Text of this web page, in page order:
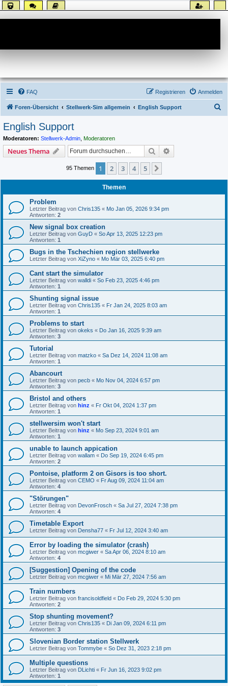
FAQ Anmelden
Registrieren
Foren-Übersicht Stellwerk-Sim allgemein English Support
English Support
Moderatoren: Stellwerk-Admin Moderatoren
Neues Thema Suche
95 Themen 1 2 3 4 5
Themen
Problem
Letzter Beitrag von Chris135 « Mo Jan 05, 2026 9:34 pm
Antworten: 2
New signal box creation
Letzter Beitrag von GuyD « So Apr 13, 2025 12:23 pm
Antworten: 1
Bugs in the Tschechien region stellwerke
Letzter Beitrag von XiZyno « Mo Mär 03, 2025 6:40 pm
Cant start the simulator
Letzter Beitrag von walldi « So Feb 23, 2025 4:46 pm
Antworten: 1
Shunting signal issue
Letzter Beitrag von Chris135 « Fr Jan 24, 2025 8:03 am
Antworten: 1
Problems to start
Letzter Beitrag von okeks « Do Jan 16, 2025 9:39 am
Antworten: 3
Tutorial
Letzter Beitrag von matzko « Sa Dez 14, 2024 11:08 am
Antworten: 1
Abancourt
Letzter Beitrag von pecb « Mo Nov 04, 2024 6:57 pm
Antworten: 3
Bristol and others
Letzter Beitrag von hinz « Fr Okt 04, 2024 1:37 pm
Antworten: 1
stellwersim won't start
Letzter Beitrag von hinz « Mo Sep 23, 2024 9:01 am
Antworten: 1
unable to launch appication
Letzter Beitrag von wallam « Do Sep 19, 2024 6:45 pm
Antworten: 2
Pontoise, platform 2 on Gisors is too short.
Letzter Beitrag von CEMO « Fr Aug 09, 2024 11:04 am
Antworten: 4
"Störungen"
Letzter Beitrag von DevonFrosch « Sa Jul 27, 2024 7:38 pm
Antworten: 4
Timetable Export
Letzter Beitrag von Densha77 « Fr Jul 12, 2024 3:40 am
Error by loading the simulator (crash)
Letzter Beitrag von mcgiwer « Sa Apr 06, 2024 8:10 am
Antworten: 4
[Suggestion] Opening of the code
Letzter Beitrag von mcgiwer « Mi Mär 27, 2024 7:56 am
Train numbers
Letzter Beitrag von francisoldfield « Do Feb 29, 2024 5:30 pm
Antworten: 2
Stop shunting movement?
Letzter Beitrag von Chris135 « Di Jan 09, 2024 6:11 pm
Antworten: 3
Slovenian Border station Stellwerk
Letzter Beitrag von Tommybe « So Dez 31, 2023 2:18 pm
Multiple questions
Letzter Beitrag von DLichti « Fr Jun 16, 2023 9:02 pm
Antworten: 1